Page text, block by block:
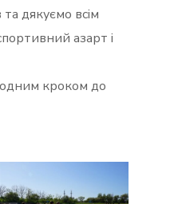
дякуємо всім
азарт і
кроком до